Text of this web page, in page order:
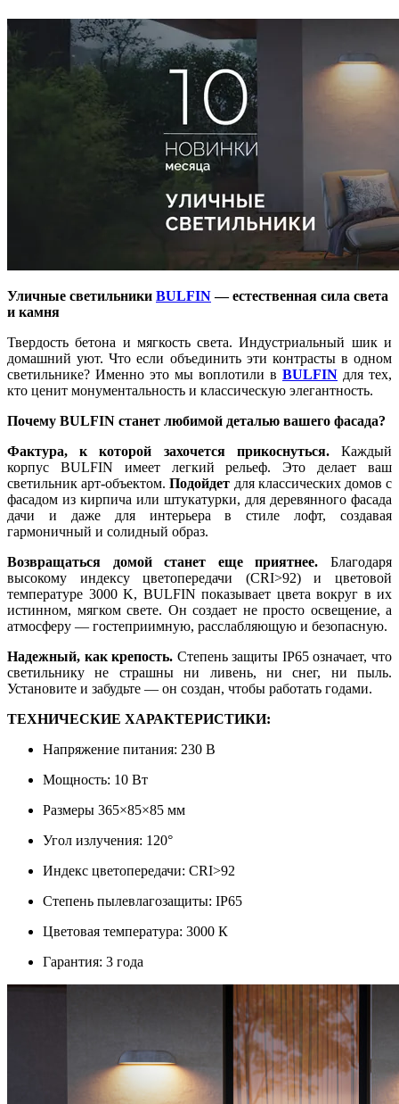
Уличные светильники BULFIN— естественная сила света
и камня
Твердость бетона и мягкость света. Индустриальный шик и
домашний уют. Что если объединить эти контрасты в одном
светильнике? Именно это мы воплотили в BULFIN для тех,
кто ценит монументальность и классическую элегантность.
Почему BULFIN станет любимой деталью вашего фасада?
Фактура, к которой захочется прикоснуться.Каждый
корпус BULFIN имеет легкий рельеф. Это делает ваш
светильник арт-объектом.Подойдет для классических домов с
фасадом из кирпича или штукатурки, для деревянного фасада
дачи и даже для интерьера в стиле лофт, создавая
гармоничный и солидный образ.
Возвращаться домой станет еще приятнее. Благодаря
высокому индексу цветопередачи (CRI>92) и цветовой
температуре 3000 K, BULFIN показывает цвета вокруг в их
истинном, мягком свете. Он создает не просто освещение, а
атмосферу — гостеприимную, расслабляющую и безопасную.
Надежный, как крепость. Степень защиты IP65 означает, что
светильнику не страшны ни ливень, ни снег, ни пыль.
Установите и забудьте — он создан, чтобы работать годами.
ТЕХНИЧЕСКИЕ ХАРАКТЕРИСТИКИ:
Напряжение питания: 230 В
Мощность: 10 Вт
Размеры 365×85×85 мм
Угол излучения: 120°
Индекс цветопередачи: CRI>92
Степень пылевлагозащиты: IP65
Цветовая температура: 3000 К
Гарантия: 3 года